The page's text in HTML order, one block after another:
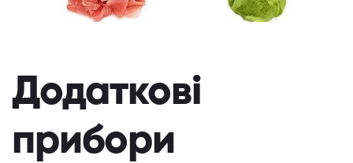
Додаткові
прибори